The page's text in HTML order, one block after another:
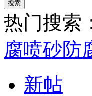
搜索
热门搜索
腐喷砂防
新帖